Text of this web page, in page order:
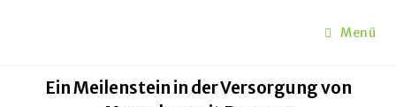
Menü
Ein Meilenstein in der Versorgung von